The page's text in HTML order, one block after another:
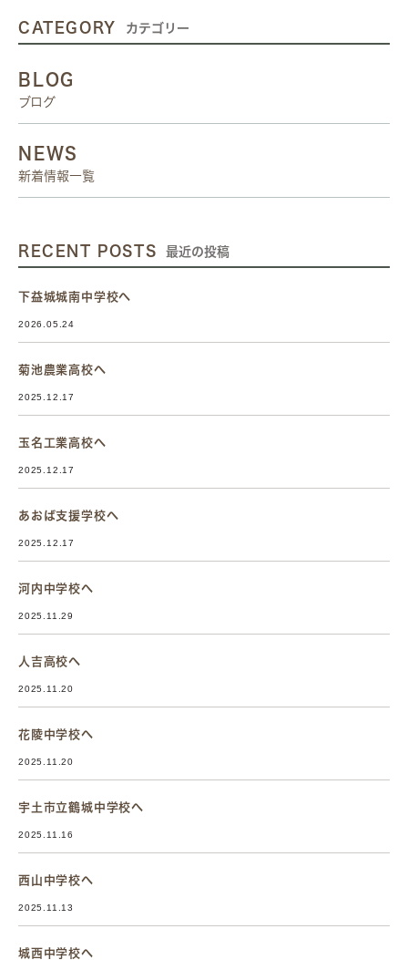
CATEGORY カテゴリー
BLOG
ブログ
NEWS
新着情報一覧
RECENT POSTS 最近の投稿
下益城城南中学校へ
2026.05.24
菊池農業高校へ
2025.12.17
玉名工業高校へ
2025.12.17
あおば支援学校へ
2025.12.17
河内中学校へ
2025.11.29
人吉高校へ
2025.11.20
花陵中学校へ
2025.11.20
宇土市立鶴城中学校へ
2025.11.16
西山中学校へ
2025.11.13
城西中学校へ